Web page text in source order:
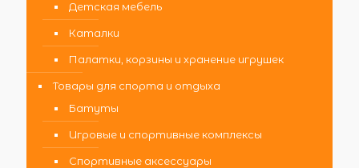
Детская мебель
Каталки
Палатки, корзины и хранение игрушек
Товары для спорта и отдыха
Батуты
Игровые и спортивные комплексы
Спортивные аксессуары